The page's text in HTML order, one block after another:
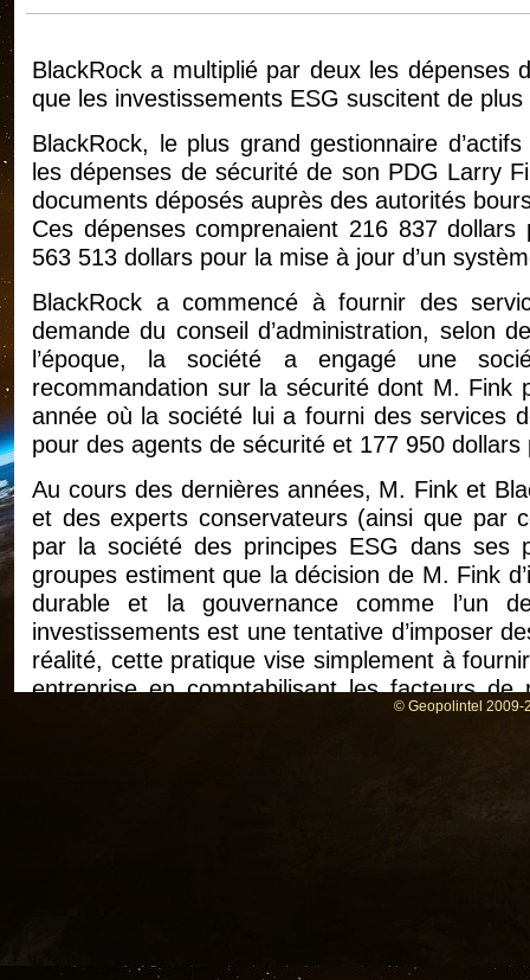
BlackRock a multiplié par deux les
que les investissements ESG suscitent de
BlackRock, le plus grand gestionnaire
les dépenses de sécurité de son PDG Larry
documents déposés auprès des autorités
Ces dépenses comprenaient 216 837
563 513 dollars pour la mise à jour d’un
BlackRock a commencé à fournir des
demande du conseil d’administration, selon
l’époque, la société a engagé une
recommandation sur la sécurité dont M. Fink
année où la société lui a fourni des services
pour des agents de sécurité et 177 950
Au cours des dernières années, M. Fink et
et des experts conservateurs (ainsi que par
par la société des principes ESG dans ses
groupes estiment que la décision de M. Fink
durable et la gouvernance comme l’un
investissements est une tentative d’imposer
réalité, cette pratique vise simplement à
entreprise en comptabilisant les facteurs
© Geopolintel 2009-